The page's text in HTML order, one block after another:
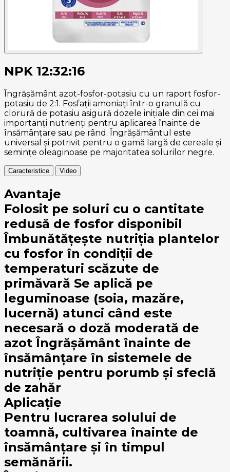
NPK 12:32:16
Îngrășământ azot-fosfor-potasiu cu un raport fosfor-
potasiu de 2:1. Fosfații amoniați într-o granulă cu
clorură de potasiu asigură dozele inițiale din cei mai
importanți nutrienți pentru aplicarea înainte de
însămânțare sau pe rând. Îngrășământul este
universal și potrivit pentru o gamă largă de cereale și
semințe oleaginoase pe majoritatea solurilor negre.
Caracteristice Video
Avantaje
Folosit pe soluri cu o cantitate
redusă de fosfor disponibil
Îmbunătățește nutriția plantelor
cu fosfor în condiții de
temperaturi scăzute de
primăvară Se aplică pe
leguminoase (soia, mazăre,
lucernă) atunci când este
necesară o doză moderată de
azot Îngrășământ înainte de
însămânțare în sistemele de
nutriție pentru porumb și sfeclă
de zahăr
Aplicație
Pentru lucrarea solului de
toamnă, cultivarea înainte de
însămânțare și în timpul
semănării.